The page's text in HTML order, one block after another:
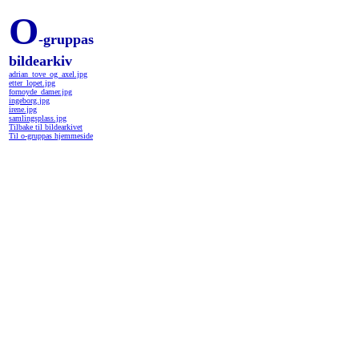
O-gruppas
bildearkiv
adrian_tove_og_axel.jpg
etter_lopet.jpg
fornoyde_damer.jpg
ingeborg.jpg
irene.jpg
samlingsplass.jpg
Tilbake til bildearkivet
Til o-gruppas hjemmeside